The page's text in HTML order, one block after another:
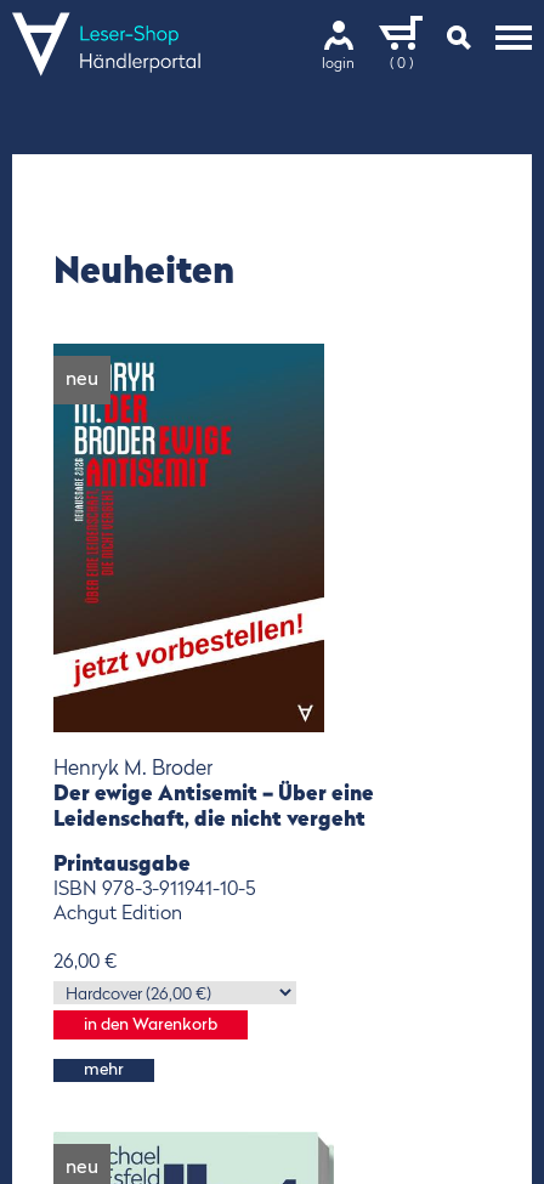
login ( 0 )
Neuheiten
neu
Henryk M. Broder
Der ewige Antisemit – Über eine
Leidenschaft, die nicht vergeht
Printausgabe
ISBN 978-3-911941-10-5
Achgut Edition
26,00 €
mehr
neu